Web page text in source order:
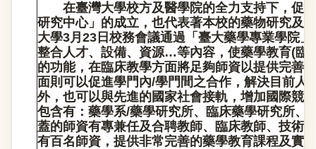
在臺灣大學校方及醫學院的全力支持下，促成
研究中心」的成立，也代表著本校的藥物研究及
大學3月23日校務會議通過「臺大藥學專業學院
整合人才、設備、資源…等內容，使藥學教育(臨
的功能，在臨床教學方面將足夠師資以提供完善
面則可以促進學門內/學門間之合作，解決目前人
外，也可以與先進的國家社會接軌，增加國際競
包含有：藥學系/藥學研究所、臨床藥學研究所、
蓋的師資有專兼任及合聘教師、臨床教師、技術
有百名師資，提供非常完善的藥學教育課程及實